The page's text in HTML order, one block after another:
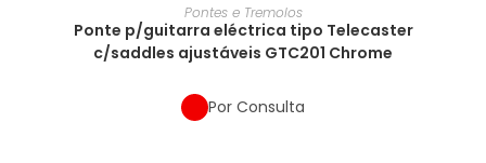
Pontes e Tremolos
Ponte p/guitarra eléctrica tipo Telecaster
c/saddles ajustáveis GTC201 Chrome
Por Consulta